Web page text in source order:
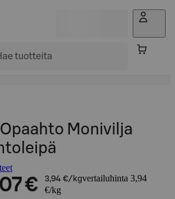
Monivilja
€ 3,94 €/kgvertailuhinta 3,94
€/kg